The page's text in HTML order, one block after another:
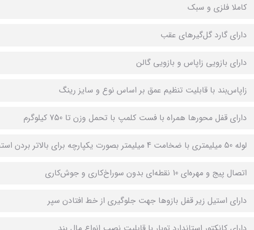
کاملا فلزی و سبک
دارای گارد گل‌گیرهای عقب
دارای بازویی زاپاس و بازویی گالن
زاپاس‌بند با قابلیت تنظیم عمق بر اساس نوع و سایز رینگ
دارای قفل محورها همراه با فست کلمپ با تحمل وزن تا 750 کیلوگرم
لوله 50 میلیمتری با ضخامت 4 میلیمتر بصورت یکپارچه برای بالاتر بردن استحکام سپر
اتصال پیج و مهره‌ای 10 نقطه‌ای بدون سوراخ‌کاری و جوش‌کاری
دارای استیل زیر قفل بازوها جهت جلوگیری از خط افتادن سپر